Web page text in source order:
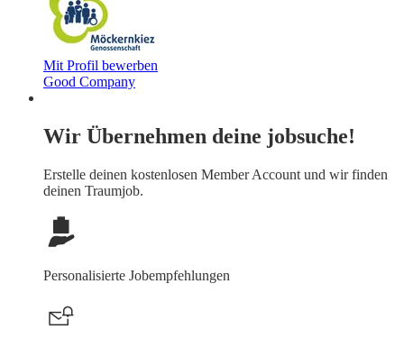
Mit Profil bewerben
Good Company
Wir Übernehmen deine jobsuche!
Erstelle deinen kostenlosen Member Account und wir finden
deinen Traumjob.
Personalisierte Jobempfehlungen